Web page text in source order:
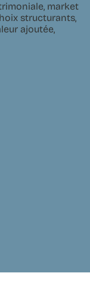
market
structurants,
ajoutée,